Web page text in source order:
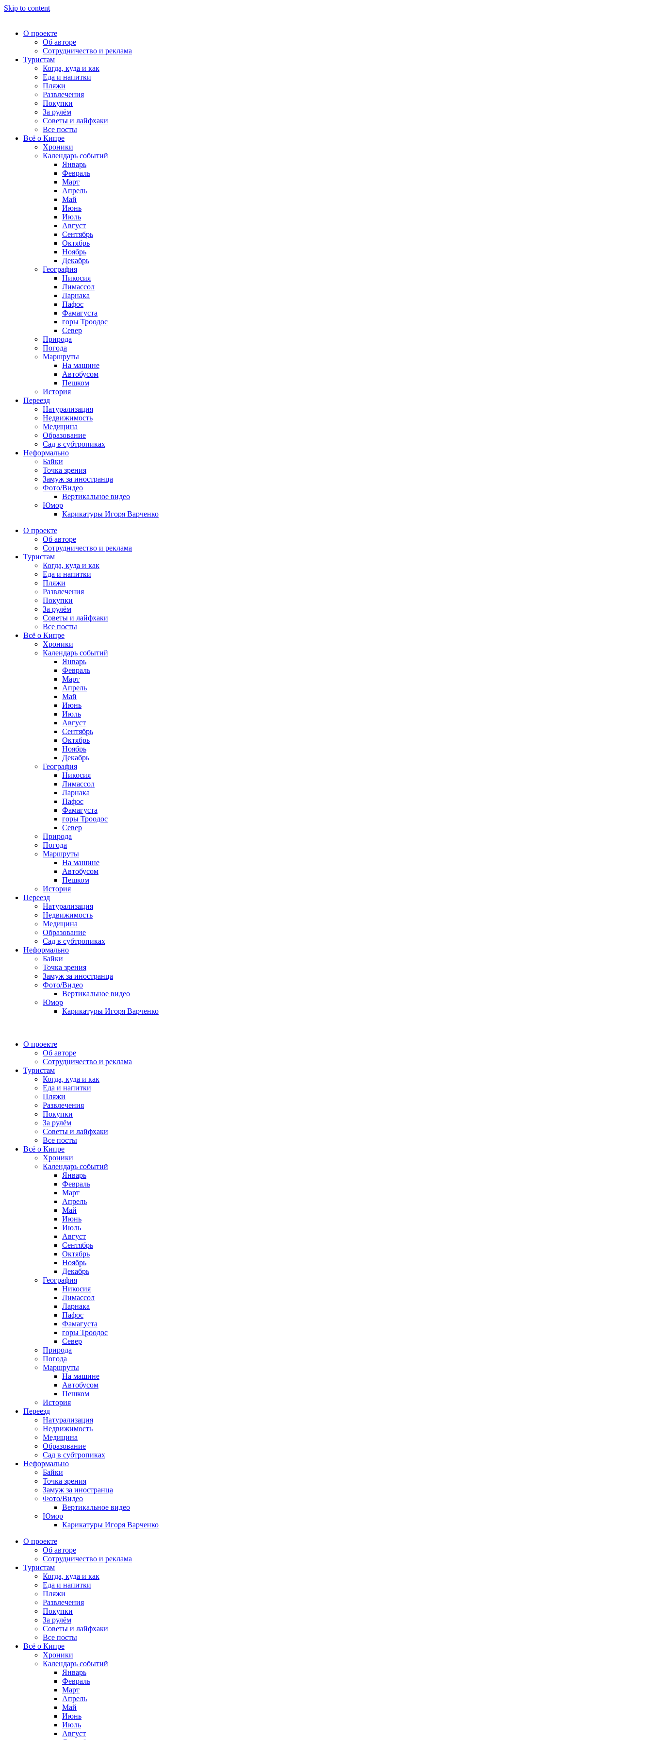
Skip to content
О проекте
Об авторе
Сотрудничество и реклама
Туристам
Когда, куда и как
Еда и напитки
Пляжи
Развлечения
Покупки
За рулём
Советы и лайфхаки
Все посты
Всё о Кипре
Хроники
Календарь событий
Январь
Февраль
Март
Апрель
Май
Июнь
Июль
Август
Сентябрь
Октябрь
Ноябрь
Декабрь
География
Никосия
Лимассол
Ларнака
Пафос
Фамагуста
горы Троодос
Север
Природа
Погода
Маршруты
На машине
Автобусом
Пешком
История
Переезд
Натурализация
Недвижимость
Медицина
Образование
Сад в субтропиках
Неформально
Байки
Точка зрения
Замуж за иностранца
Фото/Видео
Вертикальное видео
Юмор
Карикатуры Игоря Варченко
О проекте
Об авторе
Сотрудничество и реклама
Туристам
Когда, куда и как
Еда и напитки
Пляжи
Развлечения
Покупки
За рулём
Советы и лайфхаки
Все посты
Всё о Кипре
Хроники
Календарь событий
Январь
Февраль
Март
Апрель
Май
Июнь
Июль
Август
Сентябрь
Октябрь
Ноябрь
Декабрь
География
Никосия
Лимассол
Ларнака
Пафос
Фамагуста
горы Троодос
Север
Природа
Погода
Маршруты
На машине
Автобусом
Пешком
История
Переезд
Натурализация
Недвижимость
Медицина
Образование
Сад в субтропиках
Неформально
Байки
Точка зрения
Замуж за иностранца
Фото/Видео
Вертикальное видео
Юмор
Карикатуры Игоря Варченко
О проекте
Об авторе
Сотрудничество и реклама
Туристам
Когда, куда и как
Еда и напитки
Пляжи
Развлечения
Покупки
За рулём
Советы и лайфхаки
Все посты
Всё о Кипре
Хроники
Календарь событий
Январь
Февраль
Март
Апрель
Май
Июнь
Июль
Август
Сентябрь
Октябрь
Ноябрь
Декабрь
География
Никосия
Лимассол
Ларнака
Пафос
Фамагуста
горы Троодос
Север
Природа
Погода
Маршруты
На машине
Автобусом
Пешком
История
Переезд
Натурализация
Недвижимость
Медицина
Образование
Сад в субтропиках
Неформально
Байки
Точка зрения
Замуж за иностранца
Фото/Видео
Вертикальное видео
Юмор
Карикатуры Игоря Варченко
О проекте
Об авторе
Сотрудничество и реклама
Туристам
Когда, куда и как
Еда и напитки
Пляжи
Развлечения
Покупки
За рулём
Советы и лайфхаки
Все посты
Всё о Кипре
Хроники
Календарь событий
Январь
Февраль
Март
Апрель
Май
Июнь
Июль
Август